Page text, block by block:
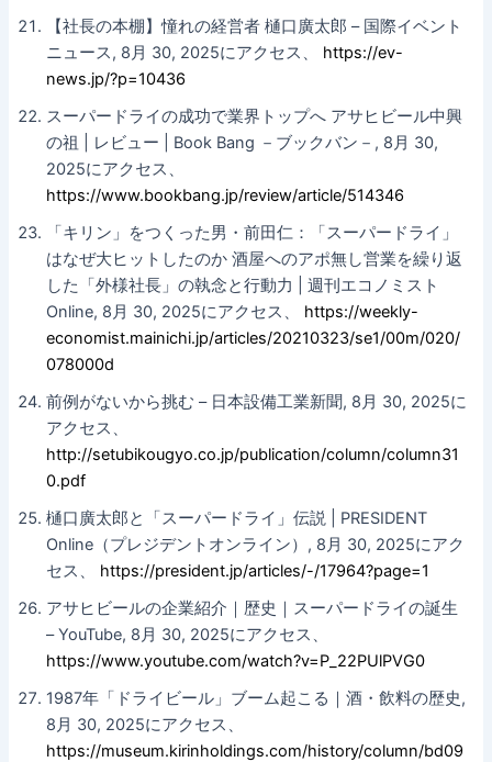
【社長の本棚】憧れの経営者 樋口廣太郎 – 国際イベント
ニュース, 8月 30, 2025にアクセス、 https://ev-
news.jp/?p=10436
スーパードライの成功で業界トップへ アサヒビール中興
の祖 | レビュー | Book Bang －ブックバン－, 8月 30,
2025にアクセス、
https://www.bookbang.jp/review/article/514346
「キリン」をつくった男・前田仁：「スーパードライ」
はなぜ大ヒットしたのか 酒屋へのアポ無し営業を繰り返
した「外様社長」の執念と行動力 | 週刊エコノミスト
Online, 8月 30, 2025にアクセス、 https://weekly-
economist.mainichi.jp/articles/20210323/se1/00m/020/
078000d
前例がないから挑む – 日本設備工業新聞, 8月 30, 2025に
アクセス、
http://setubikougyo.co.jp/publication/column/column31
0.pdf
樋口廣太郎と「スーパードライ」伝説 | PRESIDENT
Online（プレジデントオンライン）, 8月 30, 2025にアク
セス、 https://president.jp/articles/-/17964?page=1
アサヒビールの企業紹介｜歴史｜スーパードライの誕生
– YouTube, 8月 30, 2025にアクセス、
https://www.youtube.com/watch?v=P_22PUlPVG0
1987年「ドライビール」ブーム起こる｜酒・飲料の歴史,
8月 30, 2025にアクセス、
https://museum.kirinholdings.com/history/column/bd09